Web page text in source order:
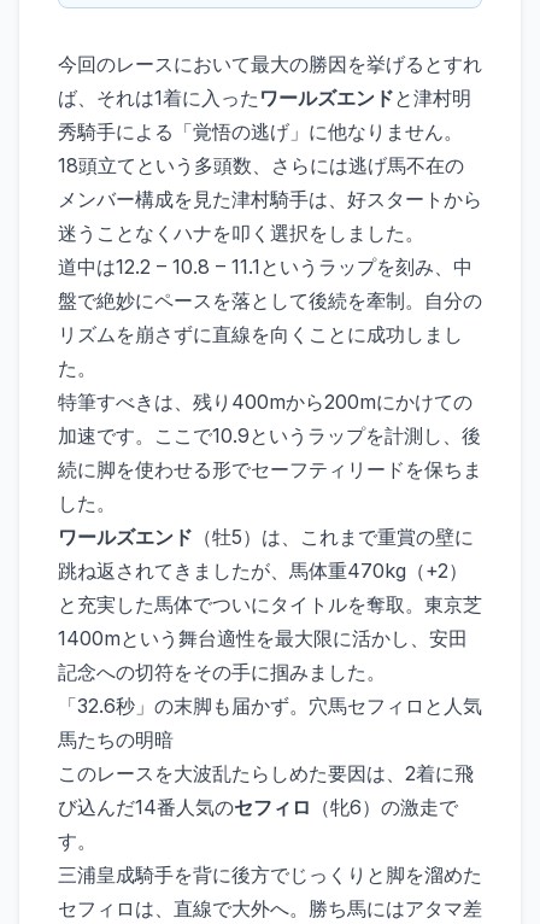
今回のレースにおいて最大の勝因を挙げるとすれ
ば、それは1着に入った ワールズエンドと津村明
秀騎手による「覚悟の逃げ」に他なりません。
18頭立てという多頭数、さらには逃げ馬不在の
メンバー構成を見た津村騎手は、好スタートから
迷うことなくハナを叩く選択をしました。
道中は12.2 – 10.8 – 11.1というラップを刻み、中
盤で絶妙にペースを落として後続を牽制。自分の
リズムを崩さずに直線を向くことに成功しまし
た。
特筆すべきは、残り400mから200mにかけての
加速です。ここで10.9というラップを計測し、後
続に脚を使わせる形でセーフティリードを保ちま
した。
ワールズエンド （牡5）は、これまで重賞の壁に
跳ね返されてきましたが、馬体重470kg（+2）
と充実した馬体でついにタイトルを奪取。東京芝
1400mという舞台適性を最大限に活かし、安田
記念への切符をその手に掴みました。
「32.6秒」の末脚も届かず。穴馬セフィロと人気
馬たちの明暗
このレースを大波乱たらしめた要因は、2着に飛
び込んだ14番人気のセフィロ （牝6）の激走で
す。
三浦皇成騎手を背に後方でじっくりと脚を溜めた
セフィロは、直線で大外へ。勝ち馬にはアタマ差